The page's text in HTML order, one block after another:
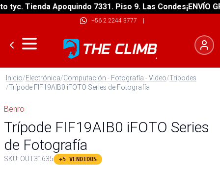
Tienda Apoquindo 7331. Piso 9. Las Condes¡ENVÍO
+56 2 2244 3777 |
Inicio/Electrónica/Computación - Fotografía - Video/Trípodes
/Trípode FIF19AIB0 iFOTO Series de Fotografía
Benro
Trípode FIF19AIB0 iFOTO Series
de Fotografía
SKU: OUT31635 +5 VENDIDOS